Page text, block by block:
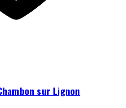
sur Lignon